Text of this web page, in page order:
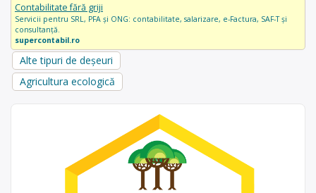
Contabilitate fără griji
Servicii pentru SRL, PFA și ONG: contabilitate, salarizare, e-Factura, SAF-T și
consultanță.
supercontabil.ro
Alte tipuri de deșeuri
Agricultura ecologică